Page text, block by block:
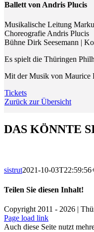
Ballett von Andris Plucis
Musikalische Leitung
Choreografie Andris Plucis
Bühne Dirk Seesemann |
Es spielt die Thüringen
Mit der Musik von Maurice
Tickets
Zurück zur Übersicht
DAS KÖNNTE
sistrut2021-10-
Teilen Sie diesen Inhalt!
Facebook
X
LinkedIn
E-
Mail
Copyright 2011 - 2026 |
Facebook
Instagram
WhatsApp
YouTube
E-
Mail
Telefon
Page load link
Auch diese Seite nutzt